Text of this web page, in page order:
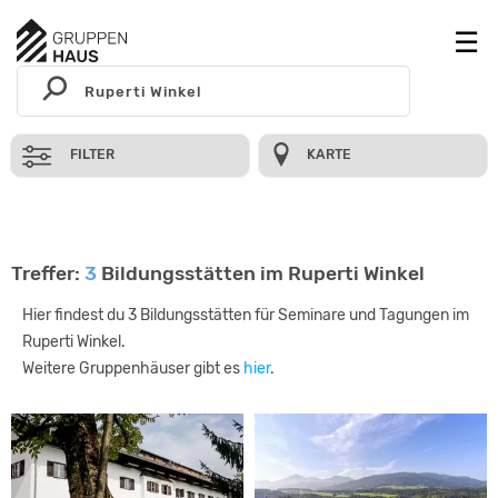
FILTER KARTE
Treffer: 3 Bildungsstätten im Ruperti Winkel
Hier findest du 3 Bildungsstätten für Seminare und Tagungen im
Ruperti Winkel.
Weitere Gruppenhäuser gibt es hier.